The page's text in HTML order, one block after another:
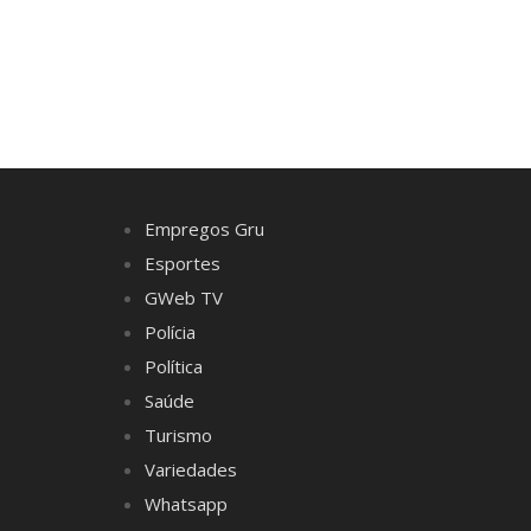
Empregos Gru
Esportes
GWeb TV
Polícia
Política
Saúde
Turismo
Variedades
Whatsapp